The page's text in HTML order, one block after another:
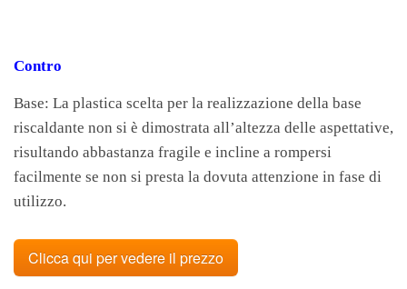
Contro
Base: La plastica scelta per la realizzazione della base
riscaldante non si è dimostrata all’altezza delle aspettative,
risultando abbastanza fragile e incline a rompersi
facilmente se non si presta la dovuta attenzione in fase di
utilizzo.
Clicca qui per vedere il prezzo